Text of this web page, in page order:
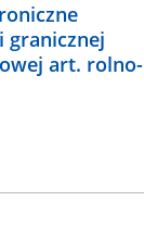
granicznej
art. rolno-